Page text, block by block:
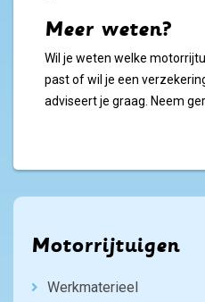
Motorrijtuigen
Werkmaterieel
Meer weten?
Wil je weten welke
past of wil je een
adviseert je graag. Neem